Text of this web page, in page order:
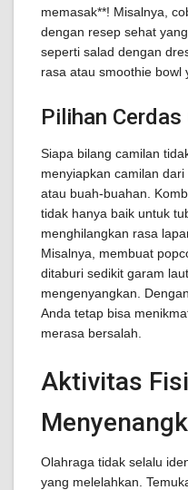
memasak**! Misalnya,
dengan resep sehat
seperti salad dengan
rasa atau smoothie bowl
Pilihan
Siapa bilang camilan
menyiapkan camilan
atau buah-buahan.
tidak hanya baik untuk
menghilangkan rasa
Misalnya, membuat
ditaburi sedikit garam
mengenyangkan.
Anda tetap bisa
merasa bersalah.
Aktivitas
Olahraga tidak selalu
yang melelahkan.